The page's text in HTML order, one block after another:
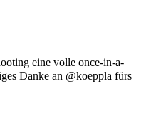
eine volle once-in-a-
Danke an @koeppla fürs